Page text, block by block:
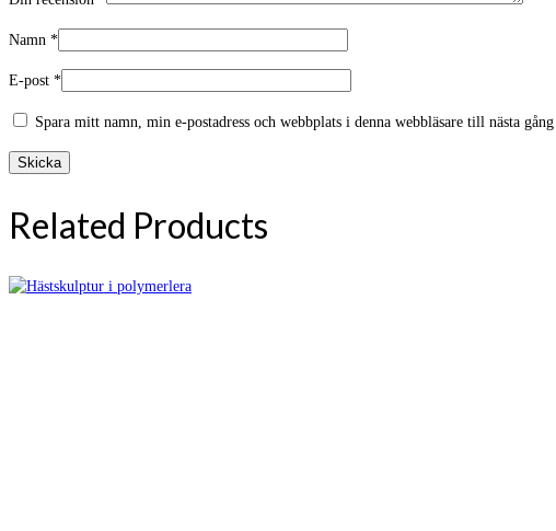
Namn *
E-post *
Spara mitt namn, min e-postadress och webbplats i denna webbläsare till nästa
Related Products